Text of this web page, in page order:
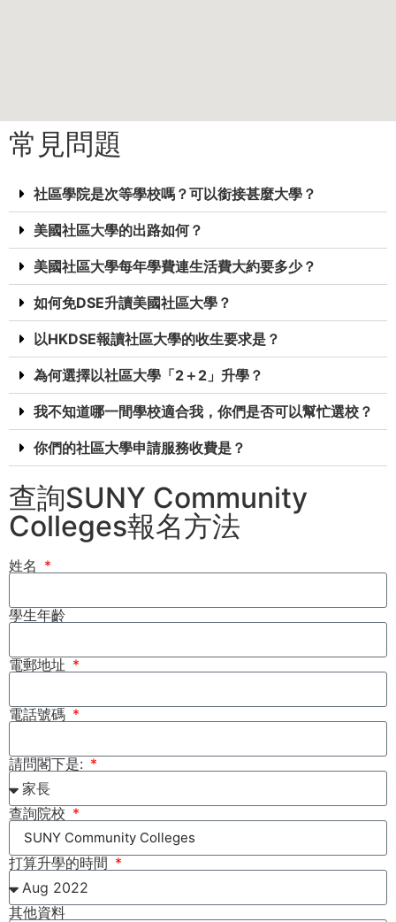
常見問題
社區學院是次等學校嗎？可以銜接甚麼大學？
美國社區大學的出路如何？
美國社區大學每年學費連生活費大約要多少？
如何免DSE升讀美國社區大學？
以HKDSE報讀社區大學的收生要求是？
為何選擇以社區大學「2＋2」升學？
我不知道哪一間學校適合我，你們是否可以幫忙選校？
你們的社區大學申請服務收費是？
查詢SUNY Community
Colleges報名方法
姓名
學生年齡
電郵地址
電話號碼
請問閣下是:
查詢院校
打算升學的時間
其他資料